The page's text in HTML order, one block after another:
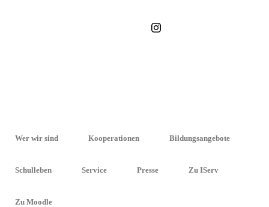
Wer wir sind Kooperationen Bildungsangebote
Schulleben Service Presse Zu IServ
Zu Moodle